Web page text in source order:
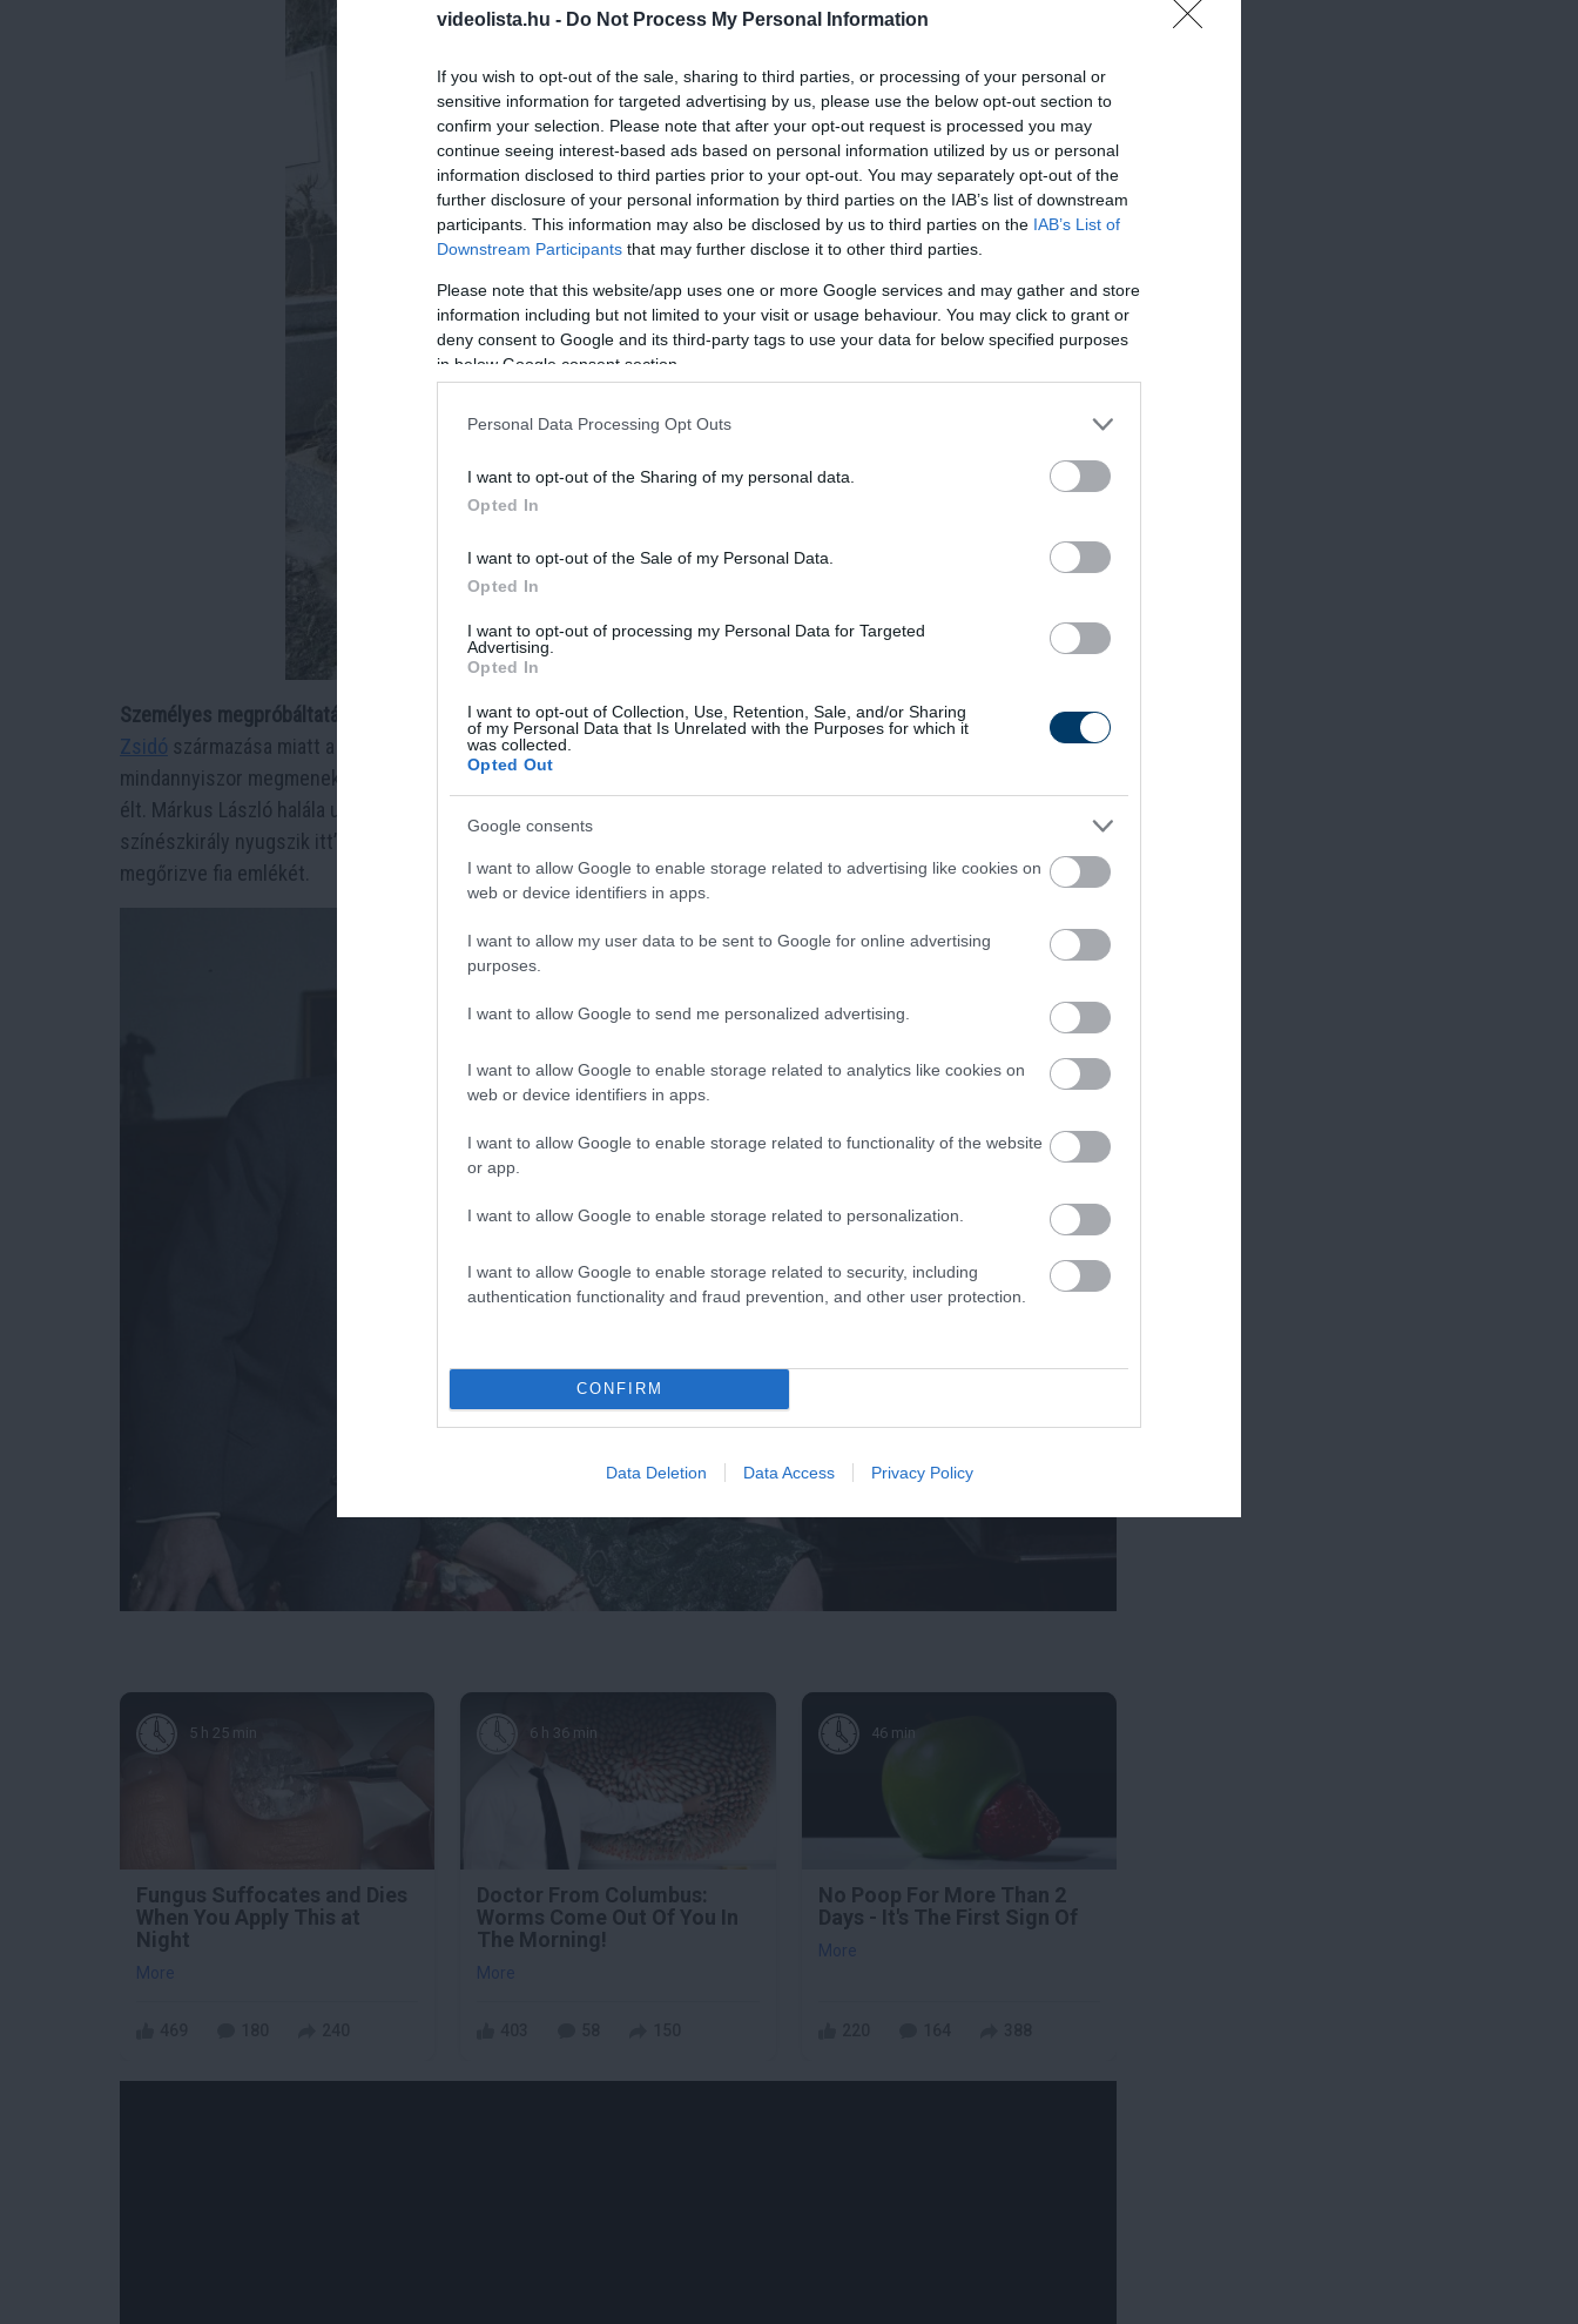
videolista.hu - Do Not Process My Personal Information
If you wish to opt-out of the sale, sharing to third parties, or processing of your personal or
sensitive information for targeted advertising by us, please use the below opt-out section to
confirm your selection. Please note that after your opt-out request is processed you may
continue seeing interest-based ads based on personal information utilized by us or personal
information disclosed to third parties prior to your opt-out. You may separately opt-out of the
further disclosure of your personal information by third parties on the IAB’s list of downstream
participants. This information may also be disclosed by us to third parties on the IAB’s List of
Downstream Participants that may further disclose it to other third parties.
Please note that this website/app uses one or more Google services and may gather and store
information including but not limited to your visit or usage behaviour. You may click to grant or
deny consent to Google and its third-party tags to use your data for below specified purposes
in below Google consent section.
Personal Data Processing Opt Outs
I want to opt-out of the Sharing of my personal data.
Opted In
I want to opt-out of the Sale of my Personal Data.
Opted In
I want to opt-out of processing my Personal Data for Targeted
Advertising.
Opted In
I want to opt-out of Collection, Use, Retention, Sale, and/or Sharing
of my Personal Data that Is Unrelated with the Purposes for which it
was collected.
Opted Out
Google consents
I want to allow Google to enable storage related to advertising like cookies on
web or device identifiers in apps.
I want to allow my user data to be sent to Google for online advertising
purposes.
I want to allow Google to send me personalized advertising.
I want to allow Google to enable storage related to analytics like cookies on
web or device identifiers in apps.
I want to allow Google to enable storage related to functionality of the website
or app.
I want to allow Google to enable storage related to personalization.
I want to allow Google to enable storage related to security, including
authentication functionality and fraud prevention, and other user protection.
CONFIRM
Data Deletion Data Access Privacy Policy
Személyes megpróbáltatásai és tragédiája:
Zsidó származása miatt a nyilasok édesanyjával együtt tizenkétszer vitték le a Duna-partra, hogy kivégezzék, de
mindannyiszor megmenekültek. Édesanyjával szoros kapcsolatban maradt egész életében, aki fia halála után is tovább
élt. Márkus László halála után édesanyját fia mellé temették, azonban a síron csak annyi szerepel, hogy „egy
színészkirály nyugszik itt”, és hogy a sírt Édesanyja állította. Édesanyja neve nem került fel a
megőrizve fia emlékét.
5 h 25 min
Fungus Suffocates and Dies
When You Apply This at
Night
More
6 h 36 min
Doctor From Columbus:
Worms Come Out Of You In
The Morning!
More
46 min
No Poop For More Than 2
Days - It's The First Sign Of
More